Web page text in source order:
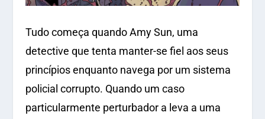
Tudo começa quando Amy Sun, uma
detective que tenta manter-se fiel aos seus
princípios enquanto navega por um sistema
policial corrupto. Quando um caso
particularmente perturbador a leva a uma